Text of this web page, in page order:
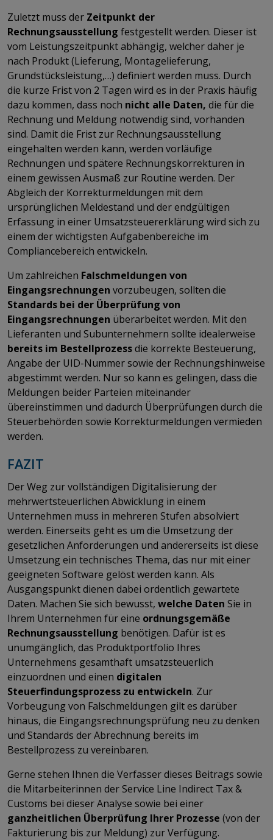
Zuletzt muss der Zeitpunkt der
Rechnungsausstellung festgestellt werden. Dieser ist
vom Leistungszeitpunkt abhängig, welcher daher je
nach Produkt (Lieferung, Montagelieferung,
Grundstücksleistung,…) definiert werden muss. Durch
die kurze Frist von 2 Tagen wird es in der Praxis häufig
dazu kommen, dass noch nicht alle Daten, die für die
Rechnung und Meldung notwendig sind, vorhanden
sind. Damit die Frist zur Rechnungsausstellung
eingehalten werden kann, werden vorläufige
Rechnungen und spätere Rechnungskorrekturen in
einem gewissen Ausmaß zur Routine werden. Der
Abgleich der Korrekturmeldungen mit dem
ursprünglichen Meldestand und der endgültigen
Erfassung in einer Umsatzsteuererklärung wird sich zu
einem der wichtigsten Aufgabenbereiche im
Compliancebereich entwickeln.
Um zahlreichen Falschmeldungen von
Eingangsrechnungen vorzubeugen, sollten die
Standards bei der Überprüfung von
Eingangsrechnungen überarbeitet werden. Mit den
Lieferanten und Subunternehmern sollte idealerweise
bereits im Bestellprozessdie korrekte Besteuerung,
Angabe der UID-Nummer sowie der Rechnungshinweise
abgestimmt werden. Nur so kann es gelingen, dass die
Meldungen beider Parteien miteinander
übereinstimmen und dadurch Überprüfungen durch die
Steuerbehörden sowie Korrekturmeldungen vermieden
werden.
FAZIT
Der Weg zur vollständigen Digitalisierung der
mehrwertsteuerlichen Abwicklung in einem
Unternehmen muss in mehreren Stufen absolviert
werden. Einerseits geht es um die Umsetzung der
gesetzlichen Anforderungen und andererseits ist diese
Umsetzung ein technisches Thema, das nur mit einer
geeigneten Software gelöst werden kann. Als
Ausgangspunkt dienen dabei ordentlich gewartete
Daten. Machen Sie sich bewusst, welche Daten Sie in
Ihrem Unternehmen für eine ordnungsgemäße
Rechnungsausstellung benötigen. Dafür ist es
unumgänglich, das Produktportfolio Ihres
Unternehmens gesamthaft umsatzsteuerlich
einzuordnen und einen digitalen
Steuerfindungsprozess zu entwickeln. Zur
Vorbeugung von Falschmeldungen gilt es darüber
hinaus, die Eingangsrechnungsprüfung neu zu denken
und Standards der Abrechnung bereits im
Bestellprozess zu vereinbaren.
Gerne stehen Ihnen die Verfasser dieses Beitrags sowie
die Mitarbeiterinnen der Service Line Indirect Tax &
Customs bei dieser Analyse sowie bei einer
ganzheitlichen Überprüfung Ihrer Prozesse (von der
Fakturierung bis zur Meldung) zur Verfügung.